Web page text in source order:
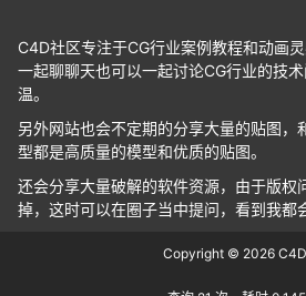
C4D社区专注于CG行业案例教程和动画
一起聊聊天也可以一起讨论CG行业的技
温。
另外网站也会不定期的分享大量的贴图，
型都是高质量的模型和优质的贴图。
还会分享大量破解的软件资源，由于版权
掉，这时可以在圈子当中提问，看到我都
Copyright © 2026